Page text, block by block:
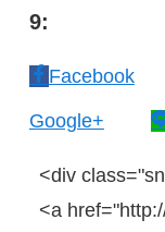
9:
Facebook
Google+
<div class=
<a href=